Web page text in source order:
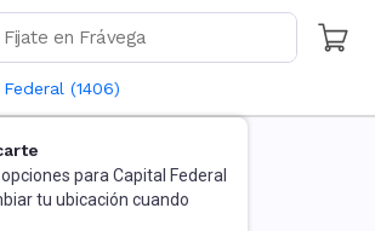
(1406)
para Capital Federal
tu ubicación cuando